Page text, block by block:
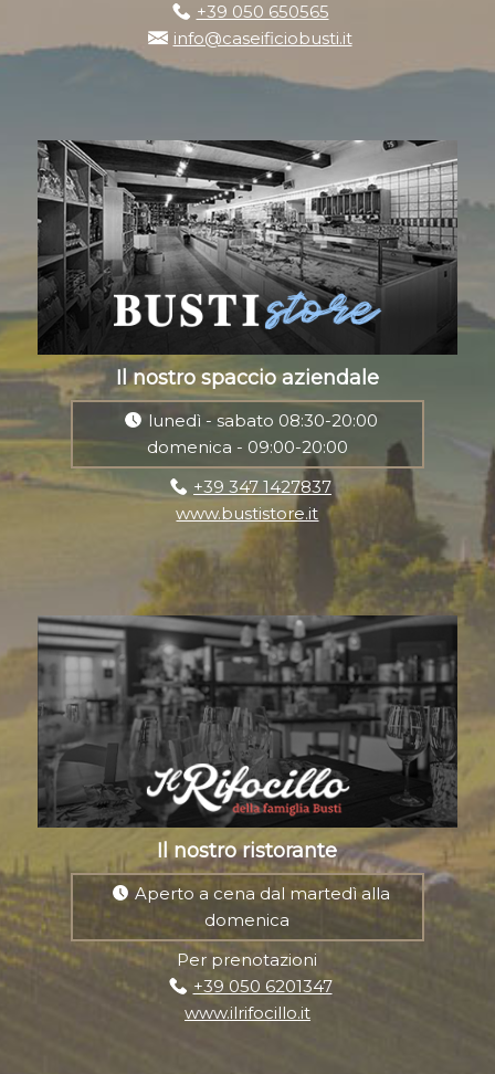
+39 050 650565
info@caseificiobusti.it
Il nostro spaccio aziendale
lunedì - sabato 08:30-20:00
domenica - 09:00-20:00
+39 347 1427837
www.bustistore.it
Il nostro ristorante
Aperto a cena dal martedì alla
domenica
Per prenotazioni
+39 050 6201347
www.ilrifocillo.it